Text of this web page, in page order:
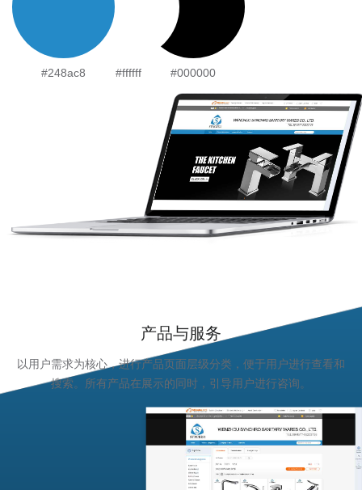
#248ac8 #ffffff #000000
产品与服务
以用户需求为核心，进行产品页面层级分类，便于用户进行查看和
搜索。所有产品在展示的同时，引导用户进行咨询。